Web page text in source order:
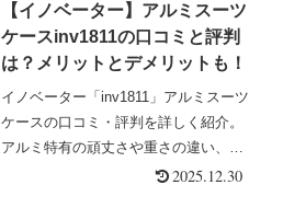
【イノベーター】アルミスーツ
ケースinv1811の口コミと評判
は？メリットとデメリットも！
イノベーター「inv1811」アルミスーツ
ケースの口コミ・評判を詳しく紹介。
アルミ特有の頑丈さや重さの違い、ア
ルマイト加工による耐久性など、素材
2025.12.30